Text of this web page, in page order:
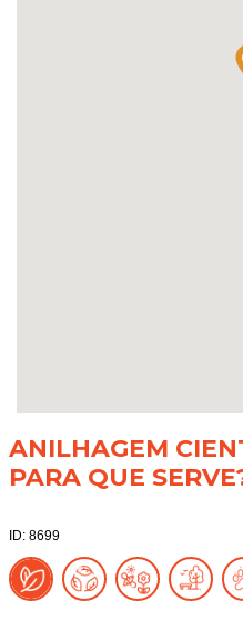
ANILHAGEM
PARA QUE
ID: 8699